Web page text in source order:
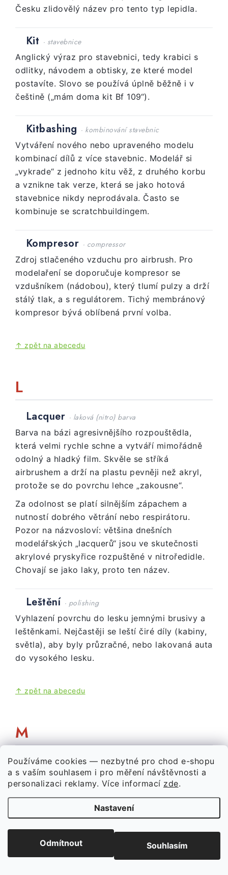
Používáme cookies — nezbytné pro chod e-shopu
a s vaším souhlasem i pro měření návštěvnosti a
personalizaci reklamy. Více informací zde.
Nastavení
Odmítnout Souhlasím
Česku zlidovělý název pro tento typ lepidla.
Kit · stavebnice
Anglický výraz pro stavebnici, tedy krabici s
odlitky, návodem a obtisky, ze které model
postavíte. Slovo se používá úplně běžně i v
češtině („mám doma kit Bf 109“).
Kitbashing · kombinování stavebnic
Vytváření nového nebo upraveného modelu
kombinací dílů z více stavebnic. Modelář si
„vykrade“ z jednoho kitu věž, z druhého korbu
a vznikne tak verze, která se jako hotová
stavebnice nikdy neprodávala. Často se
kombinuje se scratchbuildingem.
Kompresor · compressor
Zdroj stlačeného vzduchu pro airbrush. Pro
modelaření se doporučuje kompresor se
vzdušníkem (nádobou), který tlumí pulzy a drží
stálý tlak, a s regulátorem. Tichý membránový
kompresor bývá oblíbená první volba.
↑ zpět na abecedu
L
Lacquer · laková (nitro) barva
Barva na bázi agresivnějšího rozpouštědla,
která velmi rychle schne a vytváří mimořádně
odolný a hladký film. Skvěle se stříká
airbrushem a drží na plastu pevněji než akryl,
protože se do povrchu lehce „zakousne“.
Za odolnost se platí silnějším zápachem a
nutností dobrého větrání nebo respirátoru.
Pozor na názvosloví: většina dnešních
modelářských „lacquerů“ jsou ve skutečnosti
akrylové pryskyřice rozpuštěné v nitroředidle.
Chovají se jako laky, proto ten název.
Leštění · polishing
Vyhlazení povrchu do lesku jemnými brusivy a
leštěnkami. Nejčastěji se leští čiré díly (kabiny,
světla), aby byly průzračné, nebo lakovaná auta
do vysokého lesku.
↑ zpět na abecedu
M
Markings· výsostné znaky / označení
Souhrnný název pro veškerá označení stroje:
výsostné znaky, trupová čísla, nápisy, znaky
jednotky. Na model se přenášejí obtisky nebo
přes masky. Určují konkrétní stroj a jeho
příslušnost.